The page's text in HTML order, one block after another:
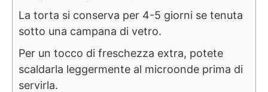
La torta si conserva per 4-5 giorni se tenuta
sotto una campana di vetro.
Per un tocco di freschezza extra, potete
scaldarla leggermente al microonde prima di
servirla.